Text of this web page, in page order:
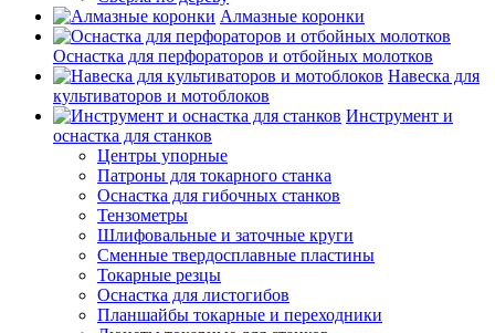
Алмазные коронки
Оснастка для перфораторов и отбойных молотков
Навеска для
культиваторов и мотоблоков
Инструмент и
оснастка для станков
Центры упорные
Патроны для токарного станка
Оснастка для гибочных станков
Тензометры
Шлифовальные и заточные круги
Сменные твердосплавные пластины
Токарные резцы
Оснастка для листогибов
Планшайбы токарные и переходники